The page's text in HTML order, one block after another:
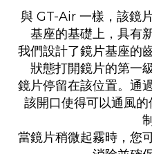
與 GT-Air 一樣，該鏡
基座的基礎上，具有
我們設計了鏡片基座的
狀態打開鏡片的第一
鏡片停留在該位置。通
該開口使得可以通風
當鏡片稍微起霧時，您